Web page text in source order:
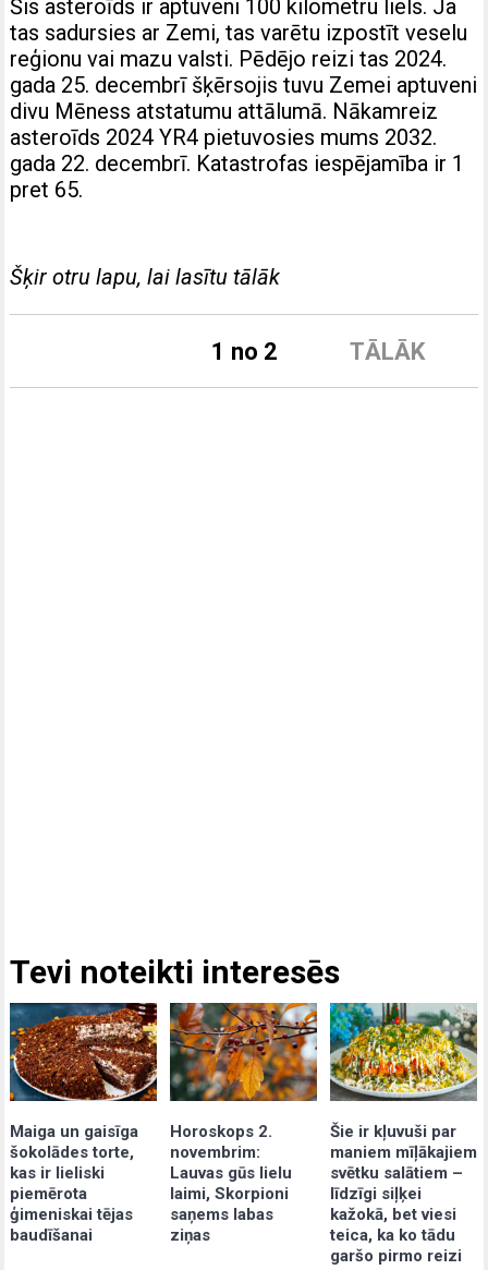
Šis asteroīds ir aptuveni 100 kilometru liels. Ja
tas sadursies ar Zemi, tas varētu izpostīt veselu
reģionu vai mazu valsti. Pēdējo reizi tas 2024.
gada 25. decembrī šķērsojis tuvu Zemei aptuveni
divu Mēness atstatumu attālumā. Nākamreiz
asteroīds 2024 YR4 pietuvosies mums 2032.
gada 22. decembrī. Katastrofas iespējamība ir 1
pret 65.
Šķir otru lapu, lai lasītu tālāk
TĀLĀK
1 no 2
Tevi noteikti interesēs
Maiga un gaisīga
šokolādes torte,
kas ir lieliski
piemērota
ģimeniskai tējas
baudīšanai
Horoskops 2.
novembrim:
Lauvas gūs lielu
laimi, Skorpioni
saņems labas
ziņas
Šie ir kļuvuši par
maniem mīļākajiem
svētku salātiem –
līdzīgi siļķei
kažokā, bet viesi
teica, ka ko tādu
garšo pirmo reizi